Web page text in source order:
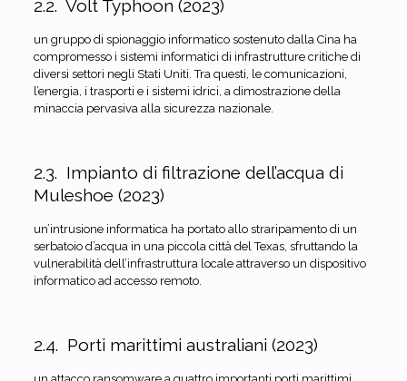
2.2. Volt Typhoon (2023)
un gruppo di spionaggio informatico sostenuto dalla Cina ha
compromesso i sistemi informatici di infrastrutture critiche di
diversi settori negli Stati Uniti. Tra questi, le comunicazioni,
l’energia, i trasporti e i sistemi idrici, a dimostrazione della
minaccia pervasiva alla sicurezza nazionale.
2.3. Impianto di filtrazione dell’acqua di
Muleshoe (2023)
un’intrusione informatica ha portato allo straripamento di un
serbatoio d’acqua in una piccola città del Texas, sfruttando la
vulnerabilità dell’infrastruttura locale attraverso un dispositivo
informatico ad accesso remoto.
2.4. Porti marittimi australiani (2023)